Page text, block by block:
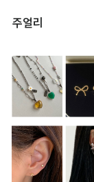
주얼리